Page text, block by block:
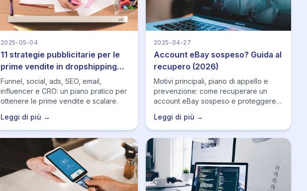
2025-05-04
11 strategie pubblicitarie per le
prime vendite in dropshipping
(2026)
Funnel, social, ads, SEO, email,
influencer e CRO: un piano pratico per
ottenere le prime vendite e scalare.
Leggi di più →
2025-04-27
Account eBay sospeso? Guida al
recupero (2026)
Motivi principali, piano di appello e
prevenzione: come recuperare un
account eBay sospeso e proteggere
Leggi di più →